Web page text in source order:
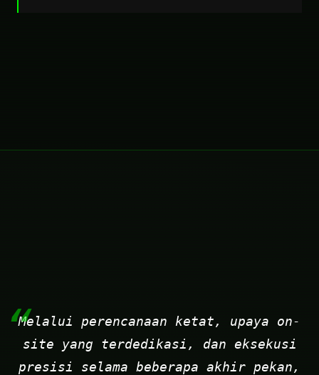
Melalui perencanaan ketat, upaya on-
site yang terdedikasi, dan eksekusi
presisi selama beberapa akhir pekan,